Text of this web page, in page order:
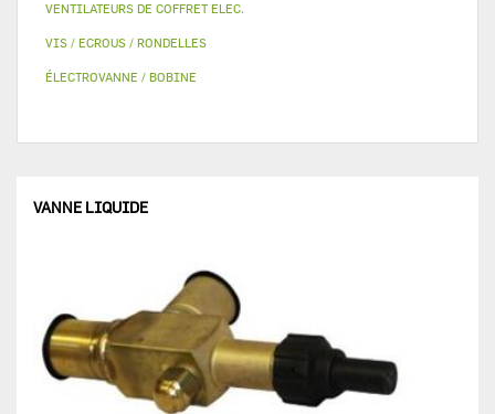
VENTILATEURS DE COFFRET ELEC.
VIS / ECROUS / RONDELLES
ÉLECTROVANNE / BOBINE
VANNE LIQUIDE